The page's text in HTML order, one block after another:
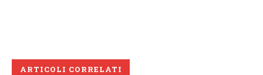
ARTICOLI CORRELATI